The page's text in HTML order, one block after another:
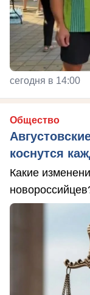
сегодня в 14:00
Общество
коснутся
Какие